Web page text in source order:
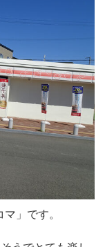
」です。